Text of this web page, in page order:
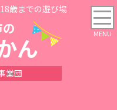
歳までの遊び場
ん
業団